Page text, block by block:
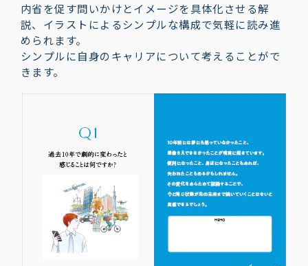
内省を促す問いかけとイメージを具体化させる解
説、イラストによるシンプルな構成で気軽に読み進
められます。
シンプルに自身のキャリアについて考えることがで
きます。